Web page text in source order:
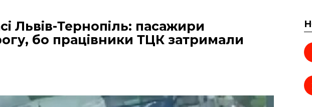
Львів-Тернопіль: пасажири
бо працівники ТЦК затримали